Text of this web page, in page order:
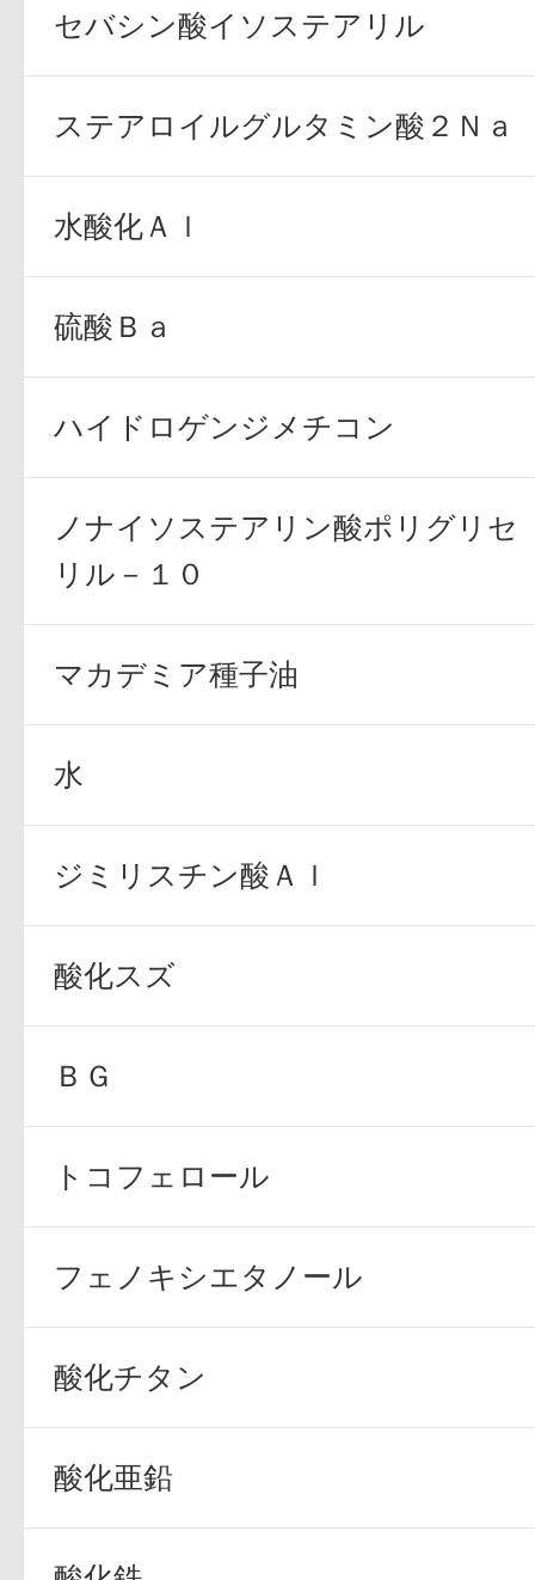
ギフト
ご利用ガイド
よくあるご質問
セバシン酸イソステアリル
ステアロイルグルタミン酸２Ｎａ
水酸化Ａｌ
硫酸Ｂａ
ハイドロゲンジメチコン
ノナイソステアリン酸ポリグリセ
リル－１０
マカデミア種子油
水
ジミリスチン酸Ａｌ
酸化スズ
ＢＧ
トコフェロール
フェノキシエタノール
酸化チタン
酸化亜鉛